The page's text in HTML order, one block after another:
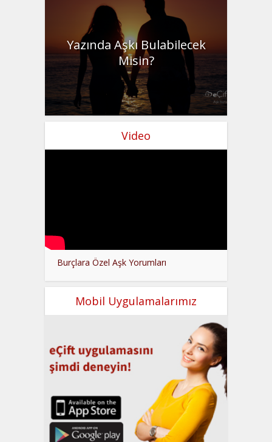
Yazında Aşkı Bulabilecek
Misin?
Video
Burçlara Özel Aşk Yorumları
Mobil Uygulamalarımız